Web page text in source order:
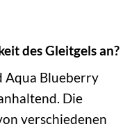
des Gleitgels an?
Aqua Blueberry
Die
verschiedenen